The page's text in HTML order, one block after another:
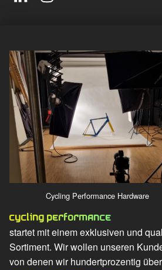
Cycling Performance Hardware
Cycling Performance
startet mit einem exklusiven und
Sortiment. Wir wollen unseren
von denen wir hundertprozentig